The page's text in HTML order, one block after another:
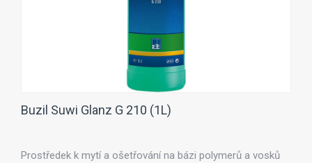
Buzil Suwi Glanz G 210 (1L)
Prostředek k mytí a ošetřování na bázi polymerů a vosků